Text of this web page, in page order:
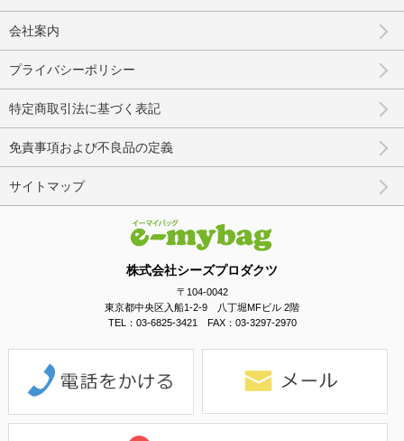
株式会社シーズプロダクツ
〒104-0042
東京都中央区入船1-2-9 八丁堀MFビル 2階
TEL：03-6825-3421 FAX：03-3297-2970
会社案内
プライバシーポリシー
特定商取引法に基づく表記
免責事項および不良品の定義
サイトマップ